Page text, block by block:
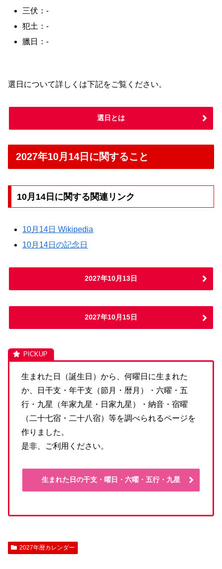
三伏：-
犯土：-
臘日：-
選日について詳しくは下記をご覧ください。
選日とは
2027年10月14日に関すること
10月14日に関する関連リンク
10月14日 Wikipedia
10月14日の記念日
2027年10月13日
2027年10月15日
生まれた日（誕生日）から、何曜日に生まれた
か、日干支・年干支（節月・暦月）・六曜・五
行・九星（年家九星・日家九星）・納音・宿曜
（二十七宿・二十八宿）等を調べられるページを
作りました。
是非、ご利用ください。
生まれた日の干支・曜日・六曜・五行・九星
2027年暦カレンダー